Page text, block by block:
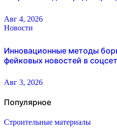
Авг 4, 2026
Новости
Инновационные методы
фейковых новостей в
Авг 3, 2026
Популярное
Строительные материалы